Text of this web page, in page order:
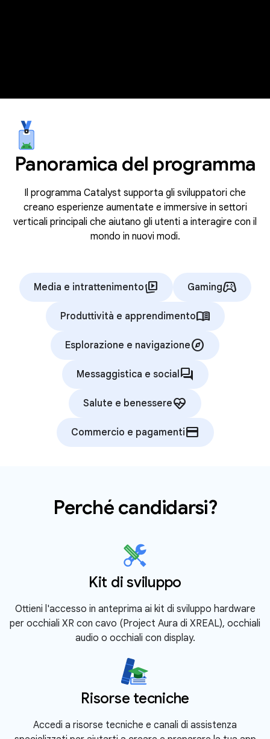
Panoramica del programma
Il programma Catalyst supporta gli sviluppatori che
creano esperienze aumentate e immersive in settori
verticali principali che aiutano gli utenti a interagire con il
mondo in nuovi modi.
Media e intrattenimentoanimated_images Gamingstadia_controller
Produttività e apprendimentomenu_book
Esplorazione e navigazioneexplore
Messaggistica e socialforum
Salute e benessereecg_heart
Commercio e pagamenticredit_card
Perché candidarsi?
Kit di sviluppo
Ottieni l'accesso in anteprima ai kit di sviluppo hardware
per occhiali XR con cavo (Project Aura di XREAL), occhiali
audio o occhiali con display.
Risorse tecniche
Accedi a risorse tecniche e canali di assistenza